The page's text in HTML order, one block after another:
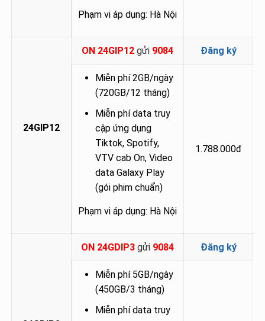
Phạm vi áp dụng: Hà Nội
24GIP12
ON 24GIP12gửi 9084 Đăng ký
Miễn phí 2GB/ngày
(720GB/12 tháng)
Miễn phí data truy
cập ứng dụng
Tiktok, Spotify,
VTV cab On, Video
data Galaxy Play
(gói phim chuẩn)
Phạm vi áp dụng: Hà Nội
1.788.000đ
ON 24GDIP3gửi 9084 Đăng ký
Miễn phí 5GB/ngày
(450GB/3 tháng)
Miễn phí data truy